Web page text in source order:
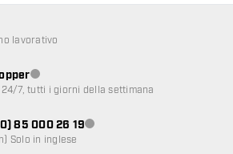
lavorativo
Servizio clienti non disponibile
7, tutti i giorni della settimana
85 000 26 19Servizio clienti non disponibile
Solo in inglese